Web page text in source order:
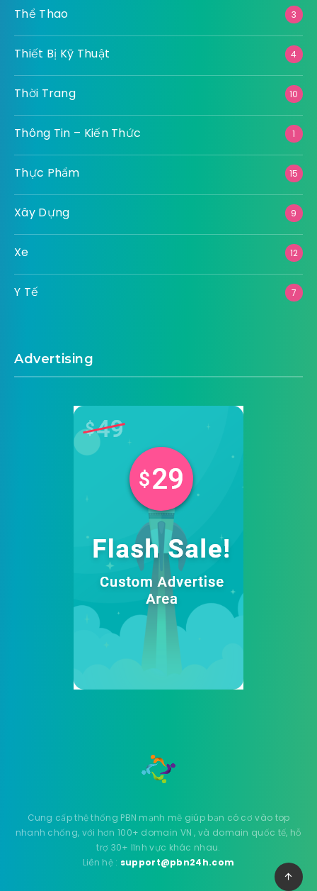
Thể Thao 3
Thiết Bị Kỹ Thuật 4
Thời Trang 10
Thông Tin – Kiến Thức 1
Thực Phẩm 15
Xây Dựng 9
Xe 12
Y Tế 7
Advertising
Cung cấp thệ thống PBN mạnh mẽ giúp bạn có cơ vào top
nhanh chống, với hơn 100+ domain VN , và domain quốc tế, hỗ
trợ 30+ lĩnh vực khác nhau.
Liên hệ : support@pbn24h.com